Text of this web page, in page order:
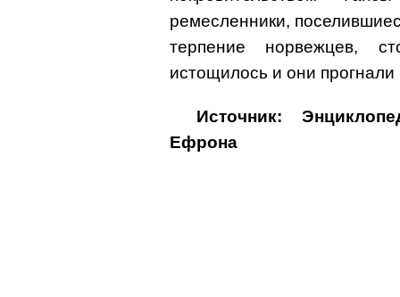
ремесленники,
терпение норвежцев,
истощилось и они прогнали
Источник:
Ефрона